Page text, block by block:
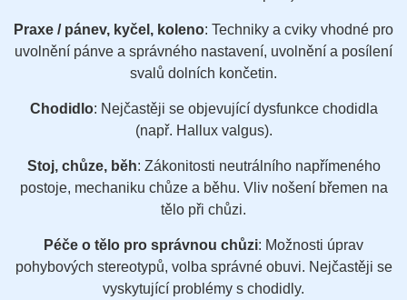
Praxe / pánev, kyčel, koleno: Techniky a cviky vhodné pro
uvolnění pánve a správného nastavení, uvolnění a posílení
svalů dolních končetin.
Chodidlo: Nejčastěji se objevující dysfunkce chodidla
(např. Hallux valgus).
Stoj, chůze, běh: Zákonitosti neutrálního napřímeného
postoje, mechaniku chůze a běhu. Vliv nošení břemen na
tělo při chůzi.
Péče o tělo pro správnou chůzi: Možnosti úprav
pohybových stereotypů, volba správné obuvi. Nejčastěji se
vyskytující problémy s chodidly.